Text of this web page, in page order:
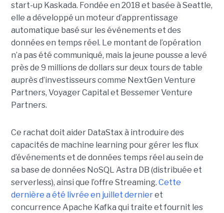
start-up Kaskada. Fondée en 2018 et basée à Seattle,
elle a développé un moteur d’apprentissage
automatique basé sur les événements et des
données en temps réel. Le montant de l’opération
n’a pas été communiqué, mais la jeune pousse a levé
près de 9 millions de dollars sur deux tours de table
auprès d’investisseurs comme NextGen Venture
Partners, Voyager Capital et Bessemer Venture
Partners.
Ce rachat doit aider DataStax à introduire des
capacités de machine learning pour gérer les flux
d’événements et de données temps réel au sein de
sa base de données NoSQL Astra DB (distribuée et
serverless), ainsi que l’offre Streaming. Cette
dernière a été livrée en juillet dernieret
concurrence Apache Kafka qui traite et fournit les